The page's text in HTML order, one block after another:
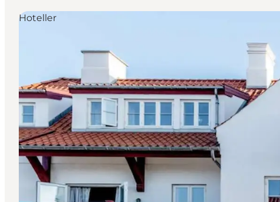
Planlæg din ferie
Hoteller